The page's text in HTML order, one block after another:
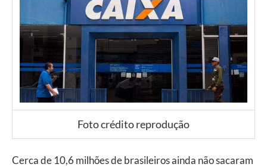
Foto crédito reprodução
Cerca de 10,6 milhões de brasileiros ainda não sacaram